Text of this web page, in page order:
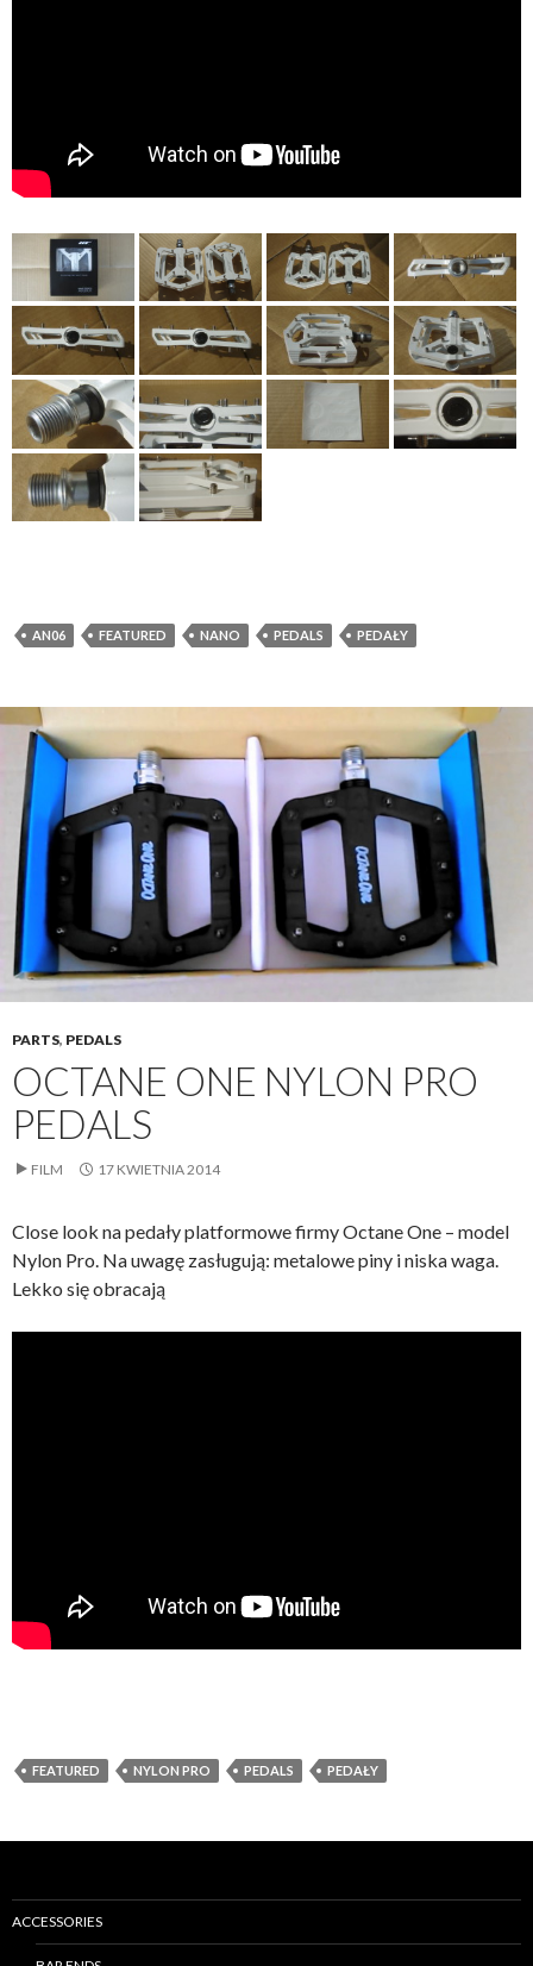
AN06 FEATURED NANO PEDALS PEDAŁY
PARTS, PEDALS
OCTANE ONE NYLON PRO
PEDALS
FILM 17 KWIETNIA 2014
Close look na pedały platformowe firmy Octane One – model
Nylon Pro. Na uwagę zasługują: metalowe piny i niska waga.
Lekko się obracają
FEATURED NYLON PRO PEDALS PEDAŁY
ACCESSORIES